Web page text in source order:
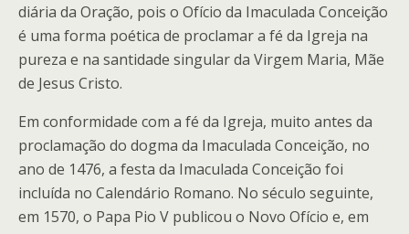
diária da Oração, pois o Ofício da Imaculada Conceição
é uma forma poética de proclamar a fé da Igreja na
pureza e na santidade singular da Virgem Maria, Mãe
de Jesus Cristo.
Em conformidade com a fé da Igreja, muito antes da
proclamação do dogma da Imaculada Conceição, no
ano de 1476, a festa da Imaculada Conceição foi
incluída no Calendário Romano. No século seguinte,
em 1570, o Papa Pio V publicou o Novo Ofício e, em